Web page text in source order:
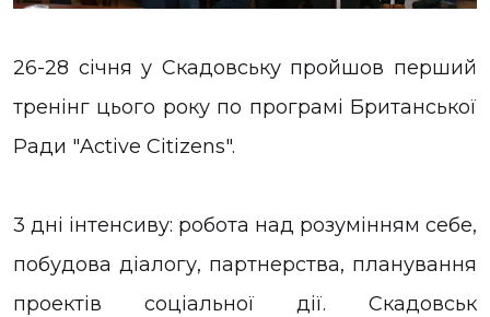
26-28 січня у Скадовську пройшов перший
тренінг цього року по програмі Британської
Ради "Active Citizens".
3 дні інтенсиву: робота над розумінням себе,
побудова діалогу, партнерства, планування
проектів соціальної дії. Скадовськ